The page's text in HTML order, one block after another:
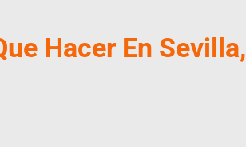
Hacer En Sevilla,